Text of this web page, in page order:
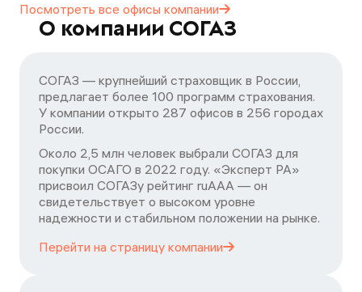
Посмотреть все офисы компании
О компании СОГАЗ
СОГАЗ — крупнейший страховщик в России,
предлагает более 100 программ страхования.
У компании открыто 287 офисов в 256 городах
России.
Около 2,5 млн человек выбрали СОГАЗ для
покупки ОСАГО в 2022 году. «Эксперт РА»
присвоил СОГАЗу рейтинг ruAAA — он
свидетельствует о высоком уровне
надежности и стабильном положении на рынке.
Перейти на страницу компании